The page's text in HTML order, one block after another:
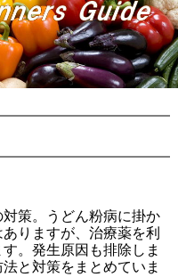
策。うどん粉病に掛か
りますが、治療薬を利
。発生原因も排除しま
と対策をまとめていま